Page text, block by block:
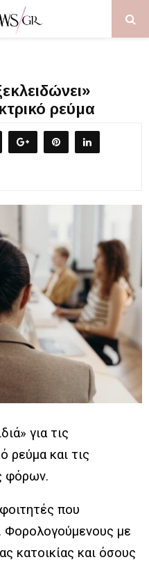
ρεύμα
για τις
ρεύμα και τις
φόρων.
που
Φορολογούμενους με
κατοικίας και όσους